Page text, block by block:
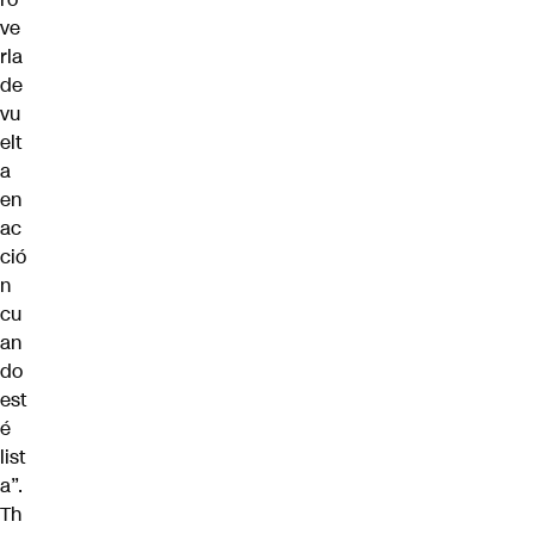
ve
rla
de
vu
elt
a
en
ac
ció
n
cu
an
do
est
é
list
a”.
Th